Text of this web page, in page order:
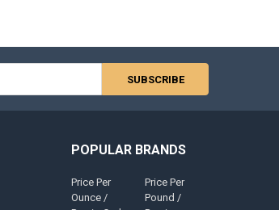
POPULAR BRANDS
Price Per
Ounce /
Price Per
Pound /